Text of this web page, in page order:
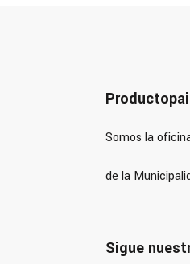
Somos la
de la
Sigue